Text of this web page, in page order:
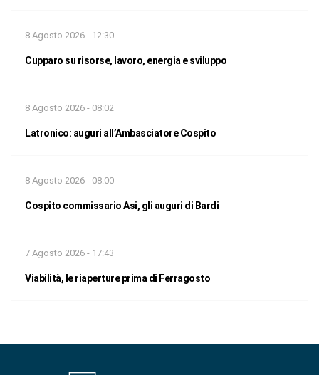
8 Agosto 2026 - 12:30
Cupparo su risorse, lavoro, energia e sviluppo
8 Agosto 2026 - 08:02
Latronico: auguri all’Ambasciatore Cospito
8 Agosto 2026 - 08:00
Cospito commissario Asi, gli auguri di Bardi
7 Agosto 2026 - 17:43
Viabilità, le riaperture prima di Ferragosto